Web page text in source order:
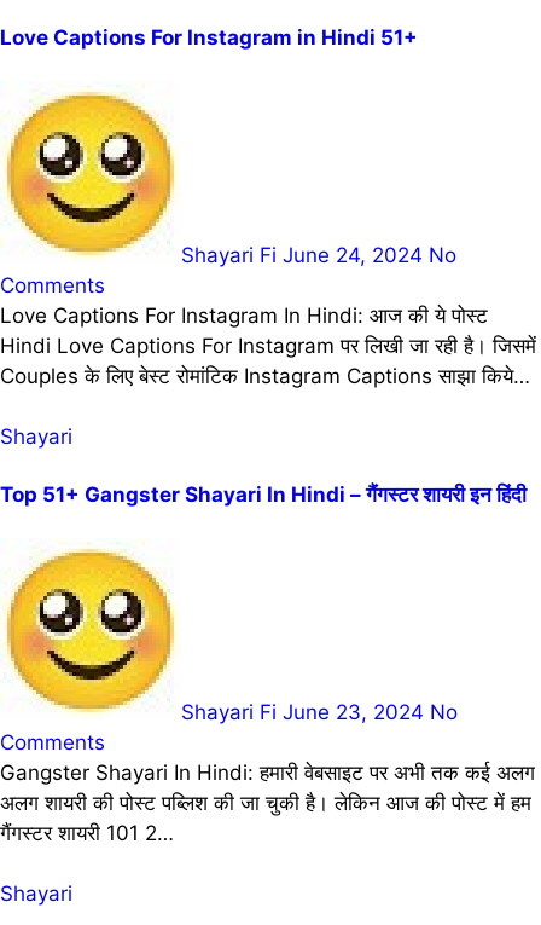
Love Captions For Instagram in Hindi 51+
Shayari Fi June 24, 2024 No
Comments
Love Captions For Instagram In Hindi: आज की ये पोस्ट
Hindi Love Captions For Instagram पर लिखी जा रही है। जिसमें
Couples के लिए बेस्ट रोमांटिक Instagram Captions साझा किये…
Shayari
Top 51+ Gangster Shayari In Hindi – गैंगस्टर शायरी इन हिंदी
Shayari Fi June 23, 2024 No
Comments
Gangster Shayari In Hindi: हमारी वेबसाइट पर अभी तक कई अलग
अलग शायरी की पोस्ट पब्लिश की जा चुकी है। लेकिन आज की पोस्ट में हम
गैंगस्टर शायरी 101 2…
Shayari